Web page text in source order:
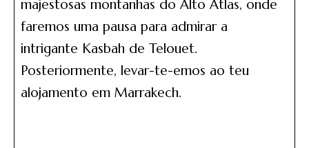
majestosas montanhas do Alto Atlas, onde
faremos uma pausa para admirar a
intrigante Kasbah de Telouet.
Posteriormente, levar-te-emos ao teu
alojamento em Marrakech.